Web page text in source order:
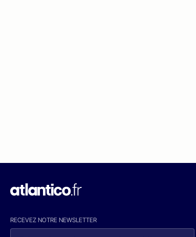
RECEVEZ NOTRE NEWSLETTER